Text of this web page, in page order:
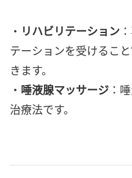
・ リハビリテーション
テーションを受けるこ
きます。
・ 唾液腺マッサージ ：
治療法です。